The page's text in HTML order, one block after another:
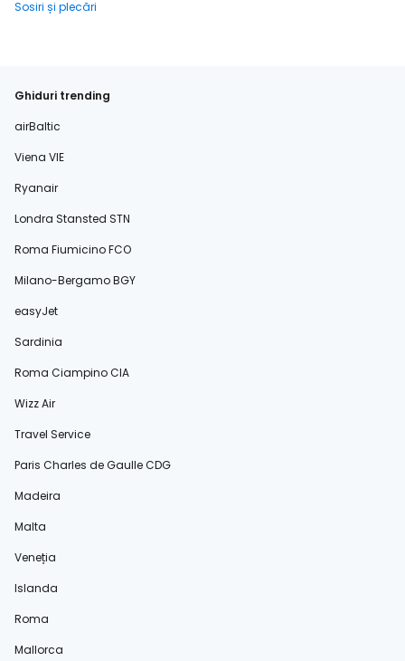
Sosiri și plecări
Ghiduri trending
airBaltic
Viena VIE
Ryanair
Londra Stansted STN
Roma Fiumicino FCO
Milano-Bergamo BGY
easyJet
Sardinia
Roma Ciampino CIA
Wizz Air
Travel Service
Paris Charles de Gaulle CDG
Madeira
Malta
Veneția
Islanda
Roma
Mallorca